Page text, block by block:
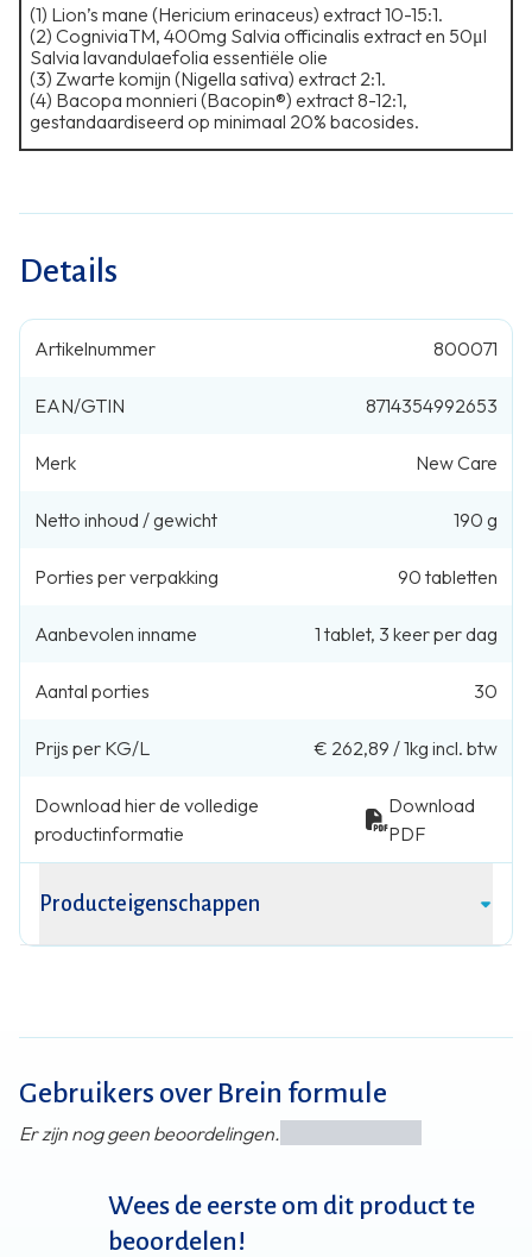
Details
Artikelnummer 800071
EAN/GTIN 8714354992653
Merk New Care
Netto inhoud / gewicht 190 g
Porties per verpakking 90 tabletten
Aanbevolen inname 1 tablet, 3 keer per dag
Aantal porties 30
Prijs per KG/L € 262,89 /1kg incl. btw
Download hier de volledige
productinformatie
Download
PDF
Producteigenschappen
(1) Lion’s mane (Hericium erinaceus) extract 10-15:1.
(2) CogniviaTM, 400mg Salvia officinalis extract en 50μl
Salvia lavandulaefolia essentiële olie
(3) Zwarte komijn (Nigella sativa) extract 2:1.
(4) Bacopa monnieri (Bacopin®) extract 8-12:1,
gestandaardiseerd op minimaal 20% bacosides.
Gebruikers over Brein formule
Er zijn nog geen beoordelingen.
Wees de eerste om dit product te
beoordelen!